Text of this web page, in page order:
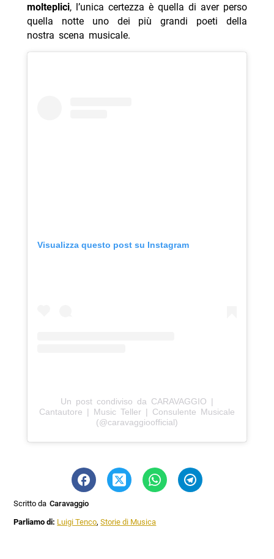
molteplici, l’unica certezza è quella di aver perso
quella notte uno dei più grandi poeti della
nostra scena musicale.
Visualizza questo post su Instagram
Un post condiviso da CARAVAGGIO |
Cantautore | Music Teller | Consulente Musicale
(@caravaggioofficial)
Scritto da Caravaggio
Parliamo di: Luigi Tenco,Storie di Musica